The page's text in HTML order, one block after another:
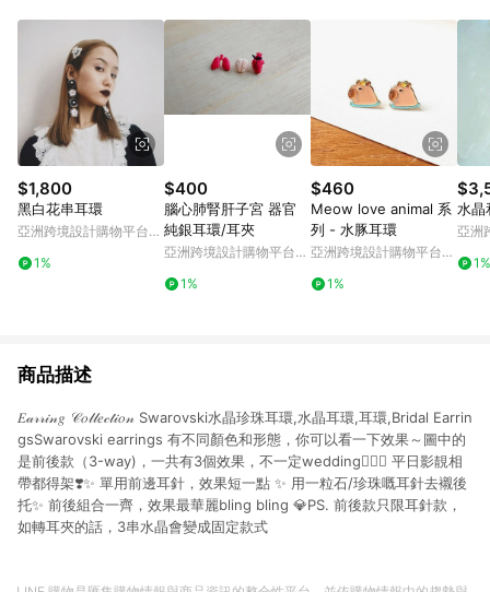
$1,800
黑白花串耳環
亞洲跨境設計購物平台
1%
$400
腦心肺腎肝子宮 器官
純銀耳環/耳夾
亞洲跨境設計購物平台
1%
$460
Meow love animal 系
列 - 水豚耳環
亞洲跨境設計購物平台
1%
水晶
亞洲
1%
商品描述
𝐸𝒶𝓇𝓇𝒾𝓃𝑔 𝒞𝑜𝓁𝓁𝑒𝒸𝓉𝒾𝑜𝓃 Swarovski水晶珍珠耳環,水晶耳環,耳環,Bridal Earrin
gsSwarovski earrings 有不同顏色和形態，你可以看一下效果～圖中的
是前後款（3-way)，一共有3個效果，不一定wedding👰🏻‍♀️ 平日影靚相
帶都得架❣️✨ 單用前邊耳針，效果短一點 ✨ 用一粒石/珍珠嘅耳針去襯後
托✨ 前後組合一齊，效果最華麗bling bling 💎PS. 前後款只限耳針款，
如轉耳夾的話，3串水晶會變成固定款式